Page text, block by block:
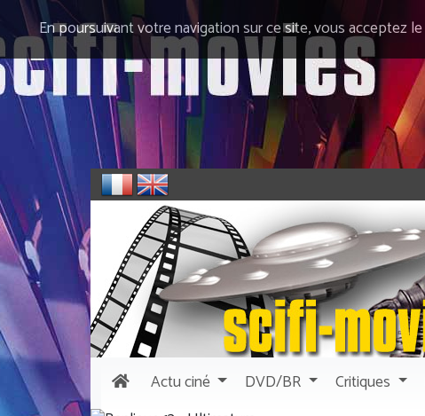
En poursuivant votre navigation sur ce site, vous acceptez
Actuciné DVD/BR Critiques